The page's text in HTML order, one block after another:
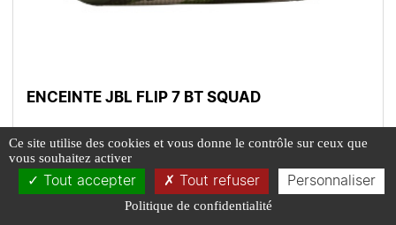
ENCEINTE JBL FLIP 7 BT SQUAD
139€
Ce site utilise des cookies et vous donne le contrôle sur ceux que
vous souhaitez activer
Tout accepter
Tout refuser
Personnaliser
Politique de confidentialité